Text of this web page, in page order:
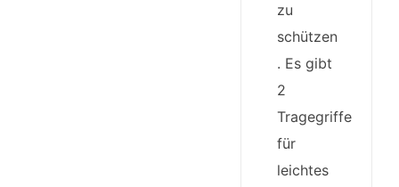
zu
schützen
. Es gibt
2
Tragegriffe
für
leichtes